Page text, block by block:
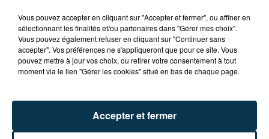
21h00
21h00 20h56
20h56
Vous pouvez accepter en cliquant sur "Accepter et fermer", ou affiner en
sélectionnant les finalités et/ou partenaires dans "Gérer mes choix".
Vous pouvez également refuser en cliquant sur "Continuer sans
accepter". Vos préférences ne s'appliqueront que pour ce site. Vous
pouvez mettre à jour vos choix, ou retirer votre consentement à tout
moment via le lien "Gérer les cookies" situé en bas de chaque page.
Accepter et fermer